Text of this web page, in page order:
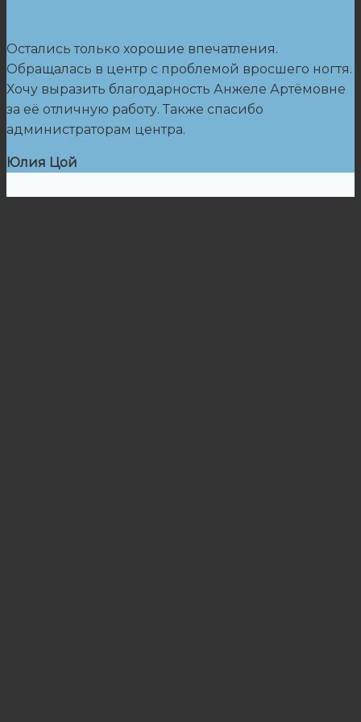
Остались только хорошие впечатления.
Обращалась в центр с проблемой вросшего ногтя.
Хочу выразить благодарность Анжеле Артёмовне
за её отличную работу. Также спасибо
администраторам центра.
Юлия Цой